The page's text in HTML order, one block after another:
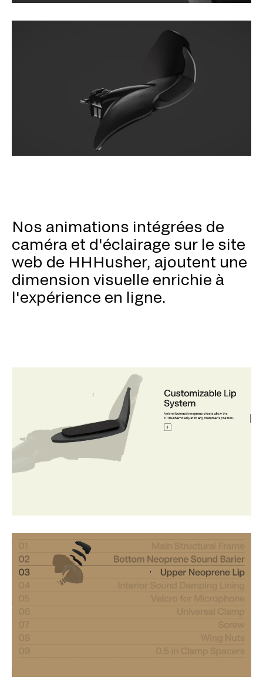
Nos animations intégrées de
caméra et d'éclairage sur le site
web de HHHusher, ajoutent une
dimension visuelle enrichie à
l'expérience en ligne.